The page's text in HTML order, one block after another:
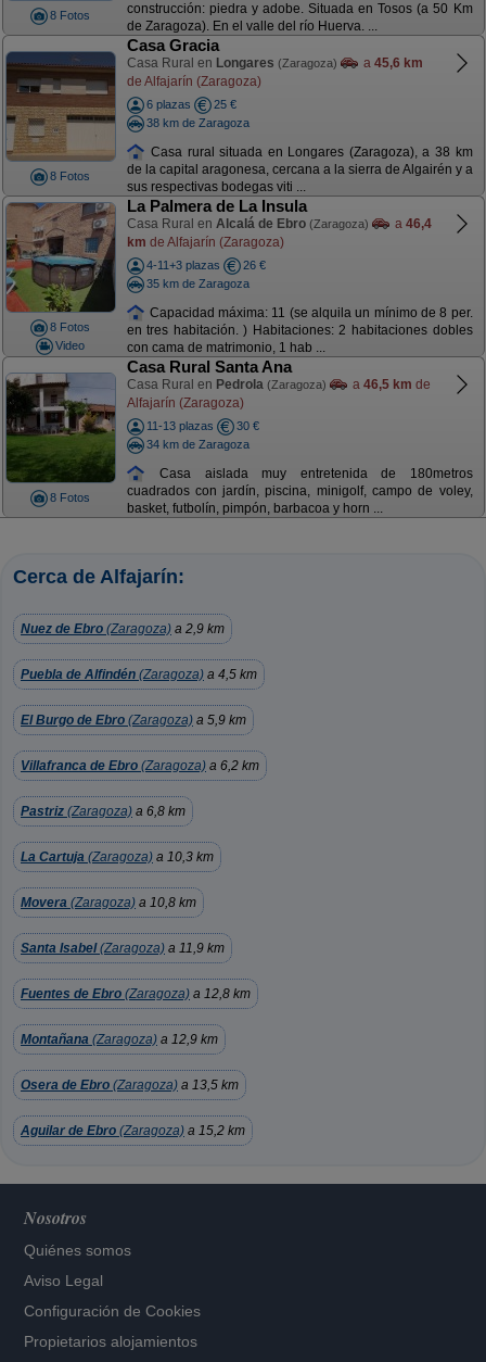
8 Fotos
construcción: piedra y adobe. Situada en Tosos (a 50 Km
de Zaragoza). En el valle del río Huerva. ...
8 Fotos
Casa Gracia
Casa Rural en Longares (Zaragoza) a 45,6 km
de Alfajarín (Zaragoza)
6 plazas
25 €
38 km de Zaragoza
Casa rural situada en Longares (Zaragoza), a 38 km
de la capital aragonesa, cercana a la sierra de Algairén y a
sus respectivas bodegas viti ...
8 Fotos
Video
La Palmera de La Insula
Casa Rural en Alcalá de Ebro (Zaragoza) a 46,4
km de Alfajarín (Zaragoza)
4-11+3 plazas
26 €
35 km de Zaragoza
Capacidad máxima: 11 (se alquila un mínimo de 8 per.
en tres habitación. ) Habitaciones: 2 habitaciones dobles
con cama de matrimonio, 1 hab ...
8 Fotos
Casa Rural Santa Ana
Casa Rural en Pedrola (Zaragoza) a 46,5 km de
Alfajarín (Zaragoza)
11-13 plazas
30 €
34 km de Zaragoza
Casa aislada muy entretenida de 180metros
cuadrados con jardín, piscina, minigolf, campo de voley,
basket, futbolín, pimpón, barbacoa y horn ...
Cerca de Alfajarín:
Nuez de Ebro (Zaragoza) a 2,9 km
Puebla de Alfindén (Zaragoza) a 4,5 km
El Burgo de Ebro (Zaragoza) a 5,9 km
Villafranca de Ebro (Zaragoza) a 6,2 km
Pastriz (Zaragoza) a 6,8 km
La Cartuja (Zaragoza) a 10,3 km
Movera (Zaragoza) a 10,8 km
Santa Isabel(Zaragoza) a 11,9 km
Fuentes de Ebro (Zaragoza) a 12,8 km
Montañana (Zaragoza) a 12,9 km
Osera de Ebro (Zaragoza) a 13,5 km
Aguilar de Ebro (Zaragoza) a 15,2 km
Nosotros
Quiénes somos
Aviso Legal
Configuración de Cookies
Propietarios alojamientos